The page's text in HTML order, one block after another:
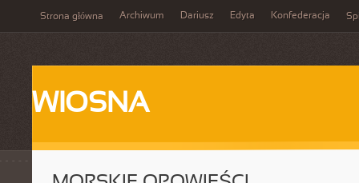
Strona główna Archiwum Dariusz Edyta Konfederacja
WIOSNA